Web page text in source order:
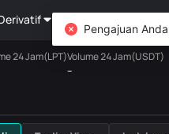
Kekayaan
24 Jam(LPT)Volume 24 Jam(USDT)
--
Pengajuan